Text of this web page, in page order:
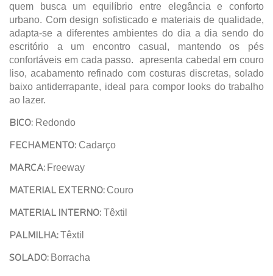
quem busca um equilíbrio entre elegância e conforto
urbano. Com design sofisticado e materiais de qualidade,
adapta-se a diferentes ambientes do dia a dia sendo do
escritório a um encontro casual, mantendo os pés
confortáveis em cada passo. apresenta cabedal em couro
liso, acabamento refinado com costuras discretas, solado
baixo antiderrapante, ideal para compor looks do trabalho
ao lazer.
BICO: Redondo
FECHAMENTO: Cadarço
MARCA: Freeway
MATERIAL EXTERNO: Couro
MATERIAL INTERNO: Têxtil
PALMILHA:Têxtil
SOLADO: Borracha